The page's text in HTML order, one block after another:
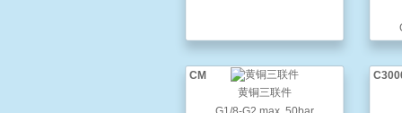
CM
黄铜三联件